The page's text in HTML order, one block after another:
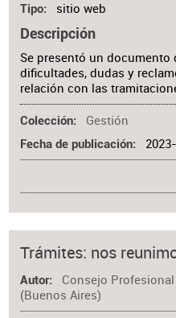
Tipo sitio web
Descripción
Se presentó un
dificultades, dudas y
relación con las
Colección Gestión
Fecha de publicación
Trámites: nos
Autor
Consejo
(Buenos Aires)